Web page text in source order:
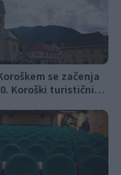
se začenja
Koroški turistični